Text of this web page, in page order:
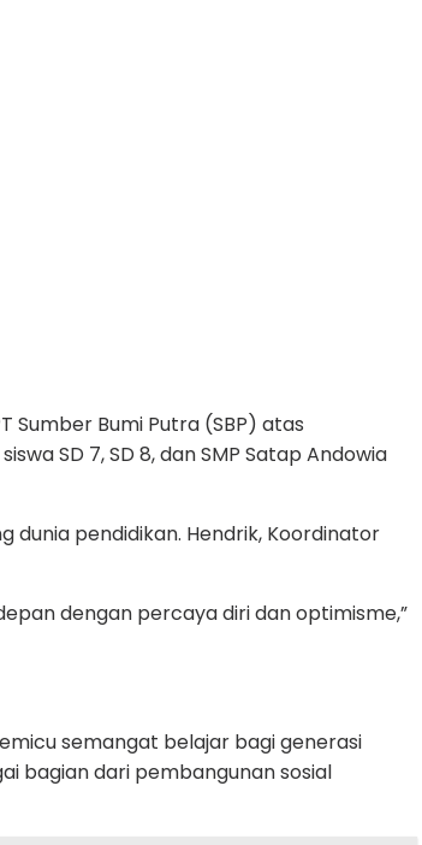
Sumber Bumi Putra (SBP) atas
SD 7, SD 8, dan SMP Satap Andowia
pendidikan. Hendrik, Koordinator
dengan percaya diri dan optimisme,”
semangat belajar bagi generasi
bagian dari pembangunan sosial